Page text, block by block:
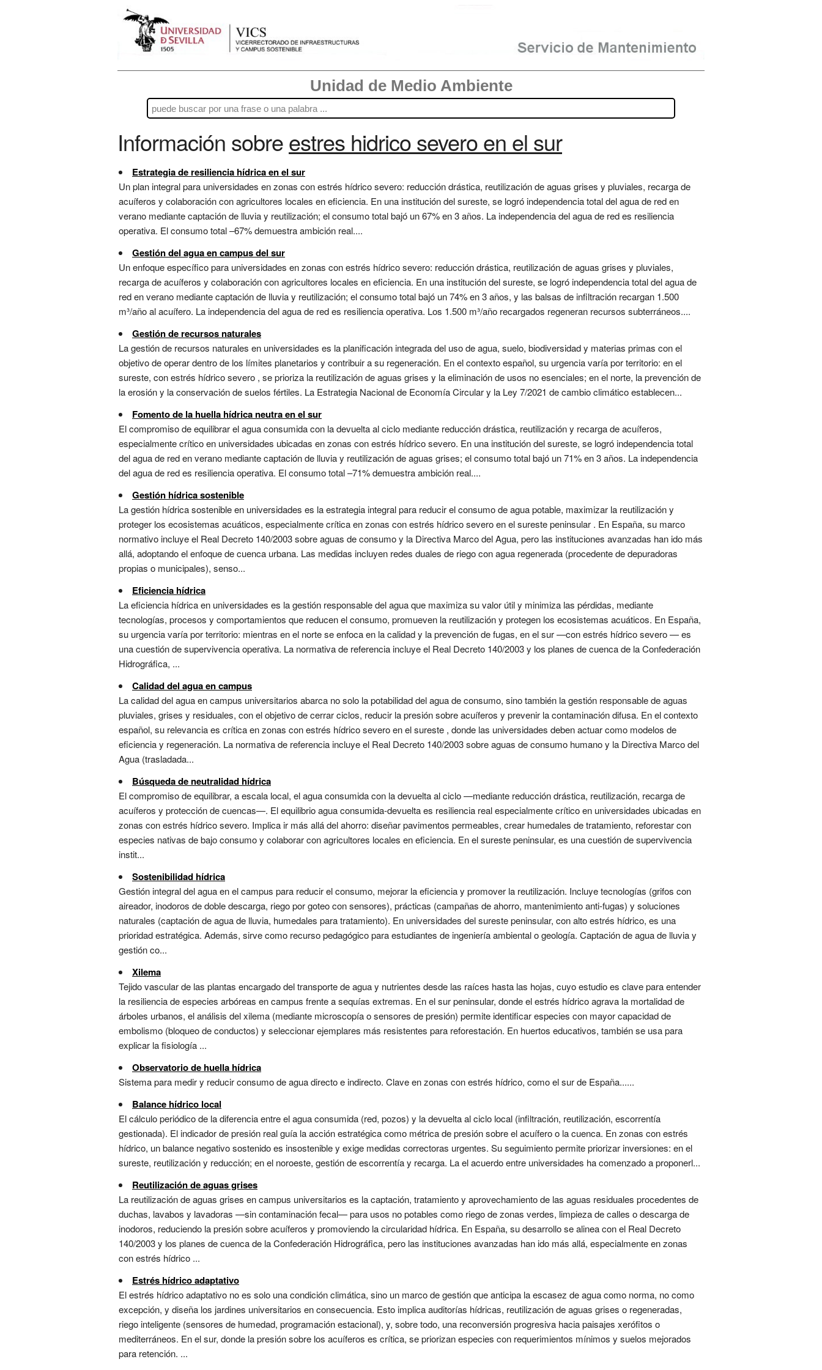
Unidad de Medio Ambiente
Información sobreestres hidrico severo en el sur
Estrategia de resiliencia hídrica en el sur
Un plan integral para universidades en zonas con estrés hídrico severo: reducción drástica, reutilización de aguas grises y pluviales, recarga de
acuíferos y colaboración con agricultores locales en eficiencia. En una institución del sureste, se logró independencia total del agua de red en
verano mediante captación de lluvia y reutilización; el consumo total bajó un 67% en 3 años. La independencia del agua de red es resiliencia
operativa. El consumo total –67% demuestra ambición real....
Gestión del agua en campus del sur
Un enfoque específico para universidades en zonas con estrés hídrico severo: reducción drástica, reutilización de aguas grises y pluviales,
recarga de acuíferos y colaboración con agricultores locales en eficiencia. En una institución del sureste, se logró independencia total del agua de
red en verano mediante captación de lluvia y reutilización; el consumo total bajó un 74% en 3 años, y las balsas de infiltración recargan 1.500
m³/año al acuífero. La independencia del agua de red es resiliencia operativa. Los 1.500 m³/año recargados regeneran recursos subterráneos....
Gestión de recursos naturales
La gestión de recursos naturales en universidades es la planificación integrada del uso de agua, suelo, biodiversidad y materias primas con el
objetivo de operar dentro de los límites planetarios y contribuir a su regeneración. En el contexto español, su urgencia varía por territorio: en el
sureste, con estrés hídrico severo , se prioriza la reutilización de aguas grises y la eliminación de usos no esenciales; en el norte, la prevención de
la erosión y la conservación de suelos fértiles. La Estrategia Nacional de Economía Circular y la Ley 7/2021 de cambio climático establecen...
Fomento de la huella hídrica neutra en el sur
El compromiso de equilibrar el agua consumida con la devuelta al ciclo mediante reducción drástica, reutilización y recarga de acuíferos,
especialmente crítico en universidades ubicadas en zonas con estrés hídrico severo. En una institución del sureste, se logró independencia total
del agua de red en verano mediante captación de lluvia y reutilización de aguas grises; el consumo total bajó un 71% en 3 años. La independencia
del agua de red es resiliencia operativa. El consumo total –71% demuestra ambición real....
Gestión hídrica sostenible
La gestión hídrica sostenible en universidades es la estrategia integral para reducir el consumo de agua potable, maximizar la reutilización y
proteger los ecosistemas acuáticos, especialmente crítica en zonas con estrés hídrico severo en el sureste peninsular . En España, su marco
normativo incluye el Real Decreto 140/2003 sobre aguas de consumo y la Directiva Marco del Agua, pero las instituciones avanzadas han ido más
allá, adoptando el enfoque de cuenca urbana. Las medidas incluyen redes duales de riego con agua regenerada (procedente de depuradoras
propias o municipales), senso...
Eficiencia hídrica
La eficiencia hídrica en universidades es la gestión responsable del agua que maximiza su valor útil y minimiza las pérdidas, mediante
tecnologías, procesos y comportamientos que reducen el consumo, promueven la reutilización y protegen los ecosistemas acuáticos. En España,
su urgencia varía por territorio: mientras en el norte se enfoca en la calidad y la prevención de fugas, en el sur —con estrés hídrico severo — es
una cuestión de supervivencia operativa. La normativa de referencia incluye el Real Decreto 140/2003 y los planes de cuenca de la Confederación
Hidrográfica, ...
Calidad del agua en campus
La calidad del agua en campus universitarios abarca no solo la potabilidad del agua de consumo, sino también la gestión responsable de aguas
pluviales, grises y residuales, con el objetivo de cerrar ciclos, reducir la presión sobre acuíferos y prevenir la contaminación difusa. En el contexto
español, su relevancia es crítica en zonas con estrés hídrico severo en el sureste , donde las universidades deben actuar como modelos de
eficiencia y regeneración. La normativa de referencia incluye el Real Decreto 140/2003 sobre aguas de consumo humano y la Directiva Marco del
Agua (trasladada...
Búsqueda de neutralidad hídrica
El compromiso de equilibrar, a escala local, el agua consumida con la devuelta al ciclo —mediante reducción drástica, reutilización, recarga de
acuíferos y protección de cuencas—. El equilibrio agua consumida-devuelta es resiliencia real especialmente crítico en universidades ubicadas en
zonas con estrés hídrico severo. Implica ir más allá del ahorro: diseñar pavimentos permeables, crear humedales de tratamiento, reforestar con
especies nativas de bajo consumo y colaborar con agricultores locales en eficiencia. En el sureste peninsular, es una cuestión de supervivencia
instit...
Sostenibilidad hídrica
Gestión integral del agua en el campus para reducir el consumo, mejorar la eficiencia y promover la reutilización. Incluye tecnologías (grifos con
aireador, inodoros de doble descarga, riego por goteo con sensores), prácticas (campañas de ahorro, mantenimiento anti-fugas) y soluciones
naturales (captación de agua de lluvia, humedales para tratamiento). En universidades del sureste peninsular, con alto estrés hídrico, es una
prioridad estratégica. Además, sirve como recurso pedagógico para estudiantes de ingeniería ambiental o geología. Captación de agua de lluvia y
gestión co...
Xilema
Tejido vascular de las plantas encargado del transporte de agua y nutrientes desde las raíces hasta las hojas, cuyo estudio es clave para entender
la resiliencia de especies arbóreas en campus frente a sequías extremas. En el sur peninsular, donde el estrés hídrico agrava la mortalidad de
árboles urbanos, el análisis del xilema (mediante microscopía o sensores de presión) permite identificar especies con mayor capacidad de
embolismo (bloqueo de conductos) y seleccionar ejemplares más resistentes para reforestación. En huertos educativos, también se usa para
explicar la fisiología ...
Observatorio de huella hídrica
Sistema para medir y reducir consumo de agua directo e indirecto. Clave en zonas con estrés hídrico, como el sur de España......
Balance hídrico local
El cálculo periódico de la diferencia entre el agua consumida (red, pozos) y la devuelta al ciclo local (infiltración, reutilización, escorrentía
gestionada). El indicador de presión real guía la acción estratégica como métrica de presión sobre el acuífero o la cuenca. En zonas con estrés
hídrico, un balance negativo sostenido es insostenible y exige medidas correctoras urgentes. Su seguimiento permite priorizar inversiones: en el
sureste, reutilización y reducción; en el noroeste, gestión de escorrentía y recarga. La el acuerdo entre universidades ha comenzado a proponerl...
Reutilización de aguas grises
La reutilización de aguas grises en campus universitarios es la captación, tratamiento y aprovechamiento de las aguas residuales procedentes de
duchas, lavabos y lavadoras —sin contaminación fecal— para usos no potables como riego de zonas verdes, limpieza de calles o descarga de
inodoros, reduciendo la presión sobre acuíferos y promoviendo la circularidad hídrica. En España, su desarrollo se alinea con el Real Decreto
140/2003 y los planes de cuenca de la Confederación Hidrográfica, pero las instituciones avanzadas han ido más allá, especialmente en zonas
con estrés hídrico ...
Estrés hídrico adaptativo
El estrés hídrico adaptativo no es solo una condición climática, sino un marco de gestión que anticipa la escasez de agua como norma, no como
excepción, y diseña los jardines universitarios en consecuencia. Esto implica auditorías hídricas, reutilización de aguas grises o regeneradas,
riego inteligente (sensores de humedad, programación estacional), y, sobre todo, una reconversión progresiva hacia paisajes xerófitos o
mediterráneos. En el sur, donde la presión sobre los acuíferos es crítica, se priorizan especies con requerimientos mínimos y suelos mejorados
para retención. ...